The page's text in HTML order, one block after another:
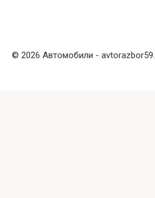
© 2026 Автомобили -